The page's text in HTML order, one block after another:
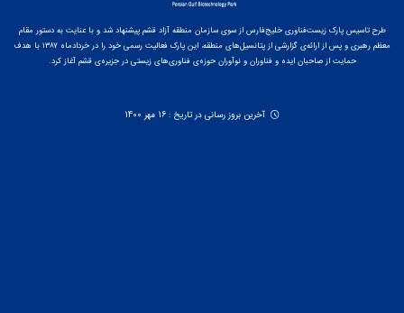
طرح تاسیس پارک زیست‌فناوری خلیج‌فارس از سوی سازمان منطقه آزاد قشم پیشنهاد شد و با عنایت به دستور مقام
معظم رهبری و پس از ارائه‌ی گزارشی از پتانسیل‌های منطقه، این پارک فعالیت رسمی خود را در خردادماه ۱۳۸۷ با هدف
حمایت از صاحبان ایده و فناوران و نوآوران حوزه‌ی فناوری‌های زیستی در جزیره‌ی قشم آغاز کرد.
آخرین بروز رسانی در تاریخ : 16 مهر 1400